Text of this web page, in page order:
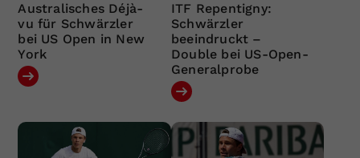
Australisches Déjà-
vu für Schwärzler
bei US Open in New
York
ITF Repentigny:
Schwärzler
beeindruckt –
Double bei US-Open-
Generalprobe